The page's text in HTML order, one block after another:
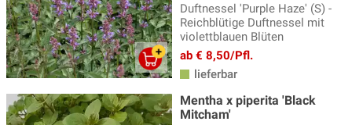
Duftnessel 'Purple Haze' (S) -
Reichblütige Duftnessel mit
violettblauen Blüten
ab € 8,50/Pfl.
lieferbar
Mentha x piperita 'Black
Mitcham'